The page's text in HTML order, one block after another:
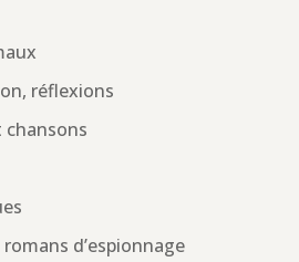
réflexions
chansons
d’espionnage